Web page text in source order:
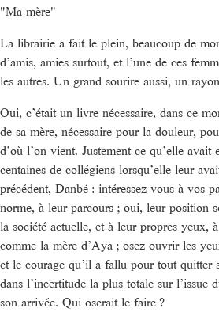
"Ma mère"
La librairie a fait le plein, beaucoup de
d’amis, amies surtout, et l’une de ces
les autres. Un grand sourire aussi, un
Oui, c’était un livre nécessaire, dans ce
de sa mère, nécessaire pour la douleur,
d’où l’on vient. Justement ce qu’elle avait
centaines de collégiens lorsqu’elle leur
précédent, Danbé : intéressez-vous à vos
norme, à leur parcours ; oui, leur position
la société actuelle, et à leur propres yeux,
comme la mère d’Aya ; osez ouvrir les
et le courage qu’il a fallu pour tout quitter
dans l’incertitude la plus totale sur l’issue
son arrivée. Qui oserait le faire ?